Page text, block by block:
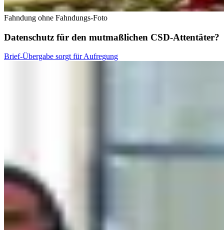
Fahndung ohne Fahndungs-Foto
Datenschutz für den mutmaßlichen CSD-Attentäter?
Brief-Übergabe sorgt für Aufregung